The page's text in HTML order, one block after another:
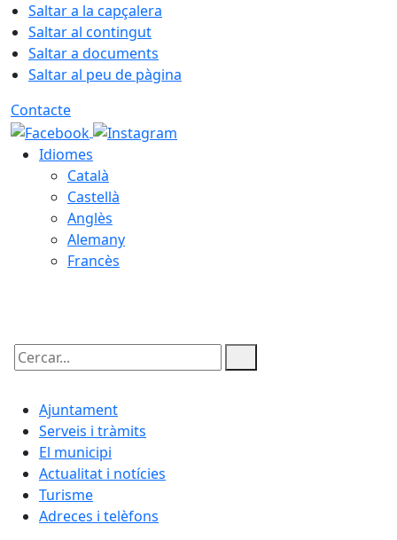
Saltar a la capçalera
Saltar al contingut
Saltar a documents
Saltar al peu de pàgina
Contacte
Idiomes
Català
Castellà
Anglès
Alemany
Francès
Cercar:
Ajuntament
Serveis i tràmits
El municipi
Actualitat i notícies
Turisme
Adreces i telèfons